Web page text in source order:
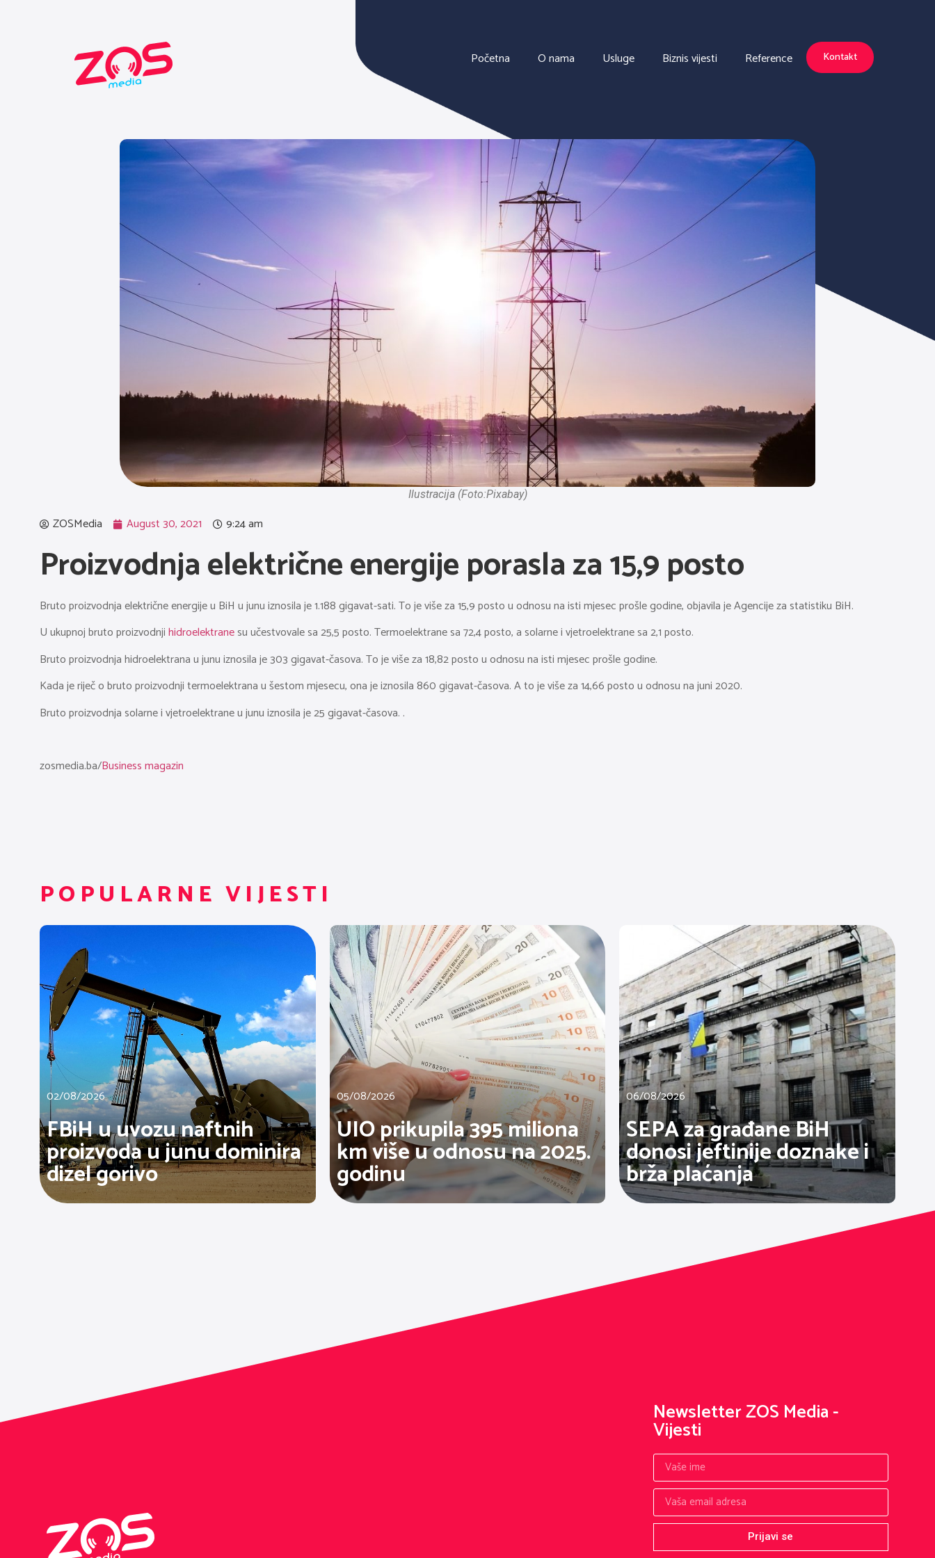
Početna O nama Usluge Biznis vijesti Reference Kontakt
Ilustracija (Foto:Pixabay)
ZOSMedia August 30, 2021 9:24 am
Proizvodnja električne energije porasla za 15,9 posto
Bruto proizvodnja električne energije u BiH u junu iznosila je 1.188 gigavat-sati. To je više za 15,9 posto u odnosu na isti mjesec prošle godine, objavila je Agencije za statistiku BiH.
U ukupnoj bruto proizvodnjihidroelektranesu učestvovale sa 25,5 posto. Termoelektrane sa 72,4 posto, a solarne i vjetroelektrane sa 2,1 posto.
Bruto proizvodnja hidroelektrana u junu iznosila je 303 gigavat-časova. To je više za 18,82 posto u odnosu na isti mjesec prošle godine.
Kada je riječ o bruto proizvodnji termoelektrana u šestom mjesecu, ona je iznosila 860 gigavat-časova. A to je više za 14,66 posto u odnosu na juni 2020.
Bruto proizvodnja solarne i vjetroelektrane u junu iznosila je 25 gigavat-časova. .
zosmedia.ba/Business magazin
POPULARNE VIJESTI
02/08/2026
FBiH u uvozu naftnih
proizvoda u junu dominira
dizel gorivo
05/08/2026
UIO prikupila 395 miliona
km više u odnosu na 2025.
godinu
06/08/2026
SEPA za građane BiH
donosi jeftinije doznake i
brža plaćanja
Newsletter ZOS Media -
Vijesti
Prijavi se